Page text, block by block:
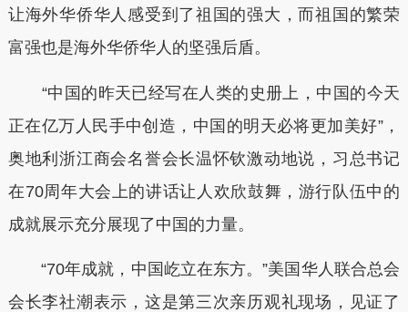
让海外华侨华人感受到了祖国的强大，而祖国的繁荣
富强也是海外华侨华人的坚强后盾。
“中国的昨天已经写在人类的史册上，中国的今天
正在亿万人民手中创造，中国的明天必将更加美好”，
奥地利浙江商会名誉会长温怀钦激动地说，习总书记
在70周年大会上的讲话让人欢欣鼓舞，游行队伍中的
成就展示充分展现了中国的力量。
“70年成就，中国屹立在东方。”美国华人联合总会
会长李社潮表示，这是第三次亲历观礼现场，见证了